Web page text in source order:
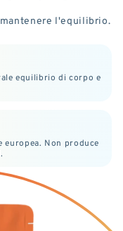
l'equilibrio.
equilibrio di corpo e
Non produce